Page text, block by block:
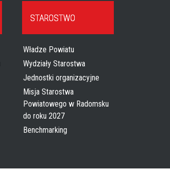
STAROSTWO
Władze Powiatu
Wydziały Starostwa
Jednostki organizacyjne
Misja Starostwa
Powiatowego w Radomsku
do roku 2027
Benchmarking